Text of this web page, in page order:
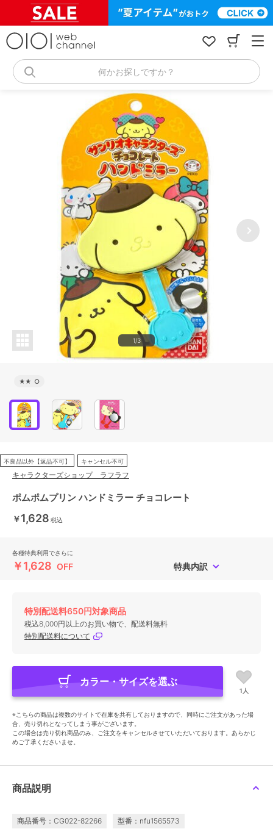
何かお探しですか？
1/3
★★ ○
不良品以外【返品不可】 キャンセル不可
キャラクターズショップ ラフラフ
ポムポムプリン ハンドミラー チョコレート
￥1,628 税込
各種特典利用でさらに
￥1,628 OFF 特典内訳
特別配送料650円対象商品
税込8,000円以上のお買い物で、配送料無料
特別配送料について
カラー・サイズを選ぶ
1人
※こちらの商品は複数のサイトで在庫を共有しておりますので、同時にご注文があった場
合、売り切れとなってしまう事がございます。
この場合は売り切れ商品のみ、ご注文をキャンセルさせていただいております。あらかじ
めご了承くださいませ。
商品説明
商品番号：CG022-82266 型番：nfu1565573